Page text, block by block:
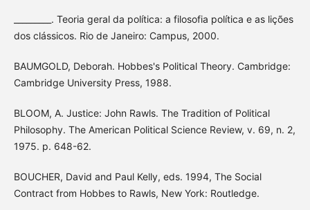
_________. Teoria geral da política: a filosofia política e as lições
dos clássicos. Rio de Janeiro: Campus, 2000.
BAUMGOLD, Deborah. Hobbes's Political Theory. Cambridge:
Cambridge University Press, 1988.
BLOOM, A. Justice: John Rawls. The Tradition of Political
Philosophy. The American Political Science Review, v. 69, n. 2,
1975. p. 648-62.
BOUCHER, David and Paul Kelly, eds. 1994, The Social
Contract from Hobbes to Rawls, New York: Routledge.